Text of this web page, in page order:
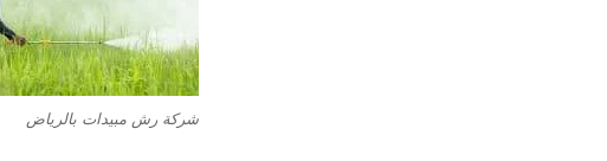
شركة رش مبيدات بالرياض